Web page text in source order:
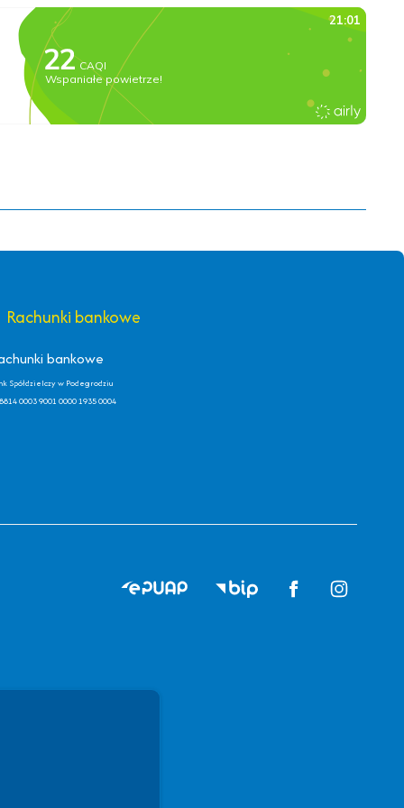
Rachunki bankowe
bankowe
Spółdzielczy w Podegrodziu
0003 9001 0000 1935 0004